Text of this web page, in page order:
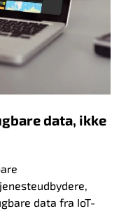
data, ikke
data fra IoT-